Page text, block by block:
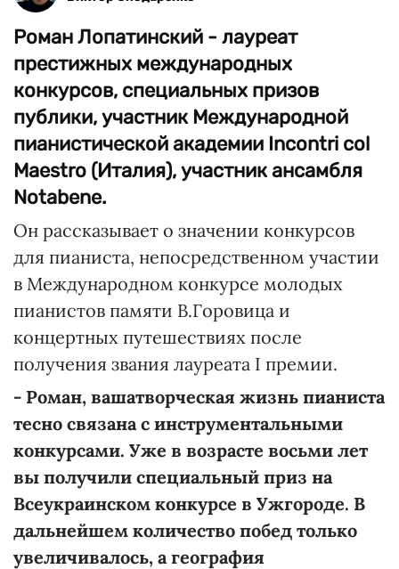
Роман Лопатинский - лауреат
престижных международных
конкурсов, специальных призов
публики, участник Международной
пианистической академии Incontri col
Maestro (Италия), участник ансамбля
Notabene.
Он рассказывает о значении конкурсов
для пианиста, непосредственном участии
в Международном конкурсе молодых
пианистов памяти В.Горовица и
концертных путешествиях после
получения звания лауреата І премии.
- Роман, вашатворческая жизнь пианиста
тесно связана с инструментальными
конкурсами. Уже в возрасте восьми лет
вы получили специальный приз на
Всеукраинском конкурсе в Ужгороде. В
дальнейшем количество побед только
увеличивалось, а география